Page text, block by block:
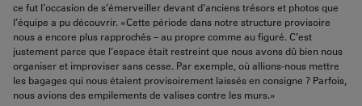
ce fut l’occasion de s’émerveiller devant d’anciens trésors et photos que
l’équipe a pu découvrir. «Cette période dans notre structure provisoire
nous a encore plus rapprochés – au propre comme au figuré. C’est
justement parce que l’espace était restreint que nous avons dû bien nous
organiser et improviser sans cesse. Par exemple, où allions-nous mettre
les bagages qui nous étaient provisoirement laissés en consigne ? Parfois,
nous avions des empilements de valises contre les murs.»